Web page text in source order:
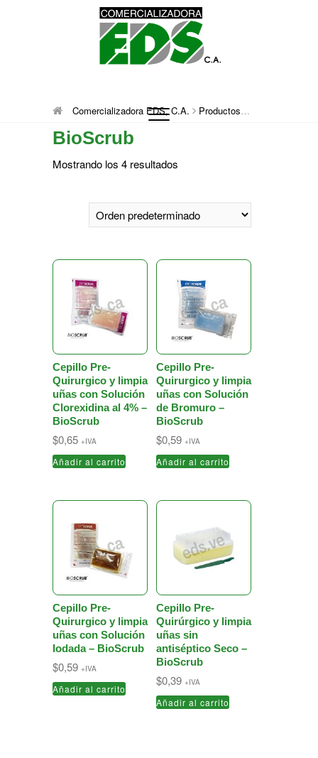
Comercializadora
EDS, C.A.
QUIRÚRGICO DESCARTABLE
Comercializadora EDS, C.A. Productos
BioScrub
Mostrando los 4 resultados
Cepillo Pre-
Quirurgico y limpia
uñas con Solución
Clorexidina al 4% –
BioScrub
$0,65 +IVA
Añadir al carrito
Cepillo Pre-
Quirurgico y limpia
uñas con Solución
de Bromuro –
BioScrub
$0,59 +IVA
Añadir al carrito
Cepillo Pre-
Quirurgico y limpia
uñas con Solución
Iodada – BioScrub
$0,59 +IVA
Añadir al carrito
Cepillo Pre-
Quirúrgico y limpia
uñas sin
antiséptico Seco –
BioScrub
$0,39 +IVA
Añadir al carrito